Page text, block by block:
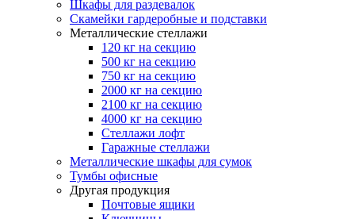
Шкафы для раздевалок
Скамейки гардеробные и подставки
Металлические стеллажи
120 кг на секцию
500 кг на секцию
750 кг на секцию
2000 кг на секцию
2100 кг на секцию
4000 кг на секцию
Стеллажи лофт
Гаражные стеллажи
Металлические шкафы для сумок
Тумбы офисные
Другая продукция
Почтовые ящики